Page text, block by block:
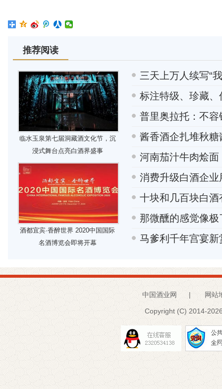
推荐阅读
临水玉泉第七届洞藏酒文化节，沉
浸式舞台点亮白酒界盛事
酒都宜宾·香醉世界 2020中国国际
名酒博览会即将开幕
三天上万人续写“
标注特级、珍藏
普里奥拉托：不
酱香酒企扎堆秋
河南茄汁牛肉烩面
消费升级白酒企业
十块和几百块白
那微醺的感觉像极
马爹利千年宫宴
中国酒业网 | 网站
Copyright (C) 2014-